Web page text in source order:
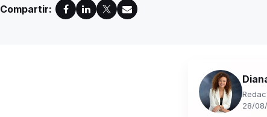
Compartir:
28/